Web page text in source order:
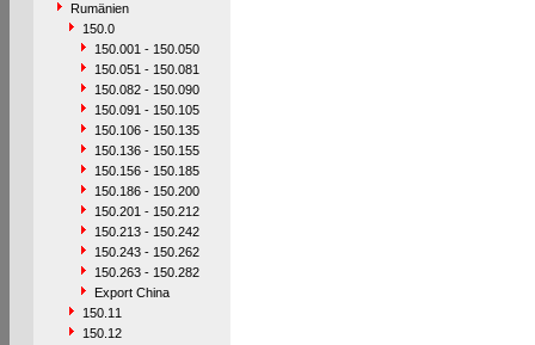
Rumänien
150.0
150.001 - 150.050
150.051 - 150.081
150.082 - 150.090
150.091 - 150.105
150.106 - 150.135
150.136 - 150.155
150.156 - 150.185
150.186 - 150.200
150.201 - 150.212
150.213 - 150.242
150.243 - 150.262
150.263 - 150.282
Export China
150.11
150.12